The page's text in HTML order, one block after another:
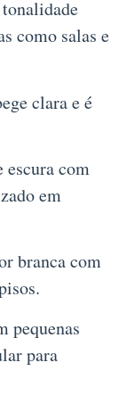
como salas e
clara e é
escura com
em
branca com
pequenas
para